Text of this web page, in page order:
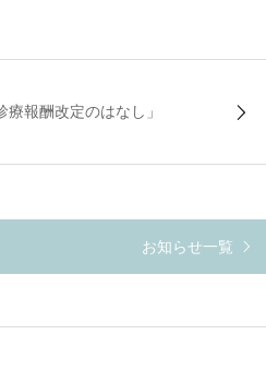
報酬改定のはなし」
お知らせ一覧